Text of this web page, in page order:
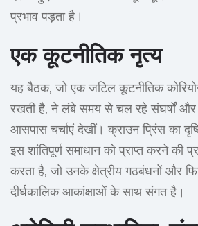
प्रभाव पड़ता है।
एक कूटनीतिक नृत्य
यह बैठक, जो एक जटिल कूटनीतिक
रखती है, ने लंबे समय से चल रहे संघर्षों और
आसपास चर्चाएं देखीं। क्राउन प्रिंस का
इस शांतिपूर्ण समाधान को प्राप्त करने की
करता है, जो उनके क्षेत्रीय गठबंधनों और
दीर्घकालिक आकांक्षाओं के साथ संगत है।